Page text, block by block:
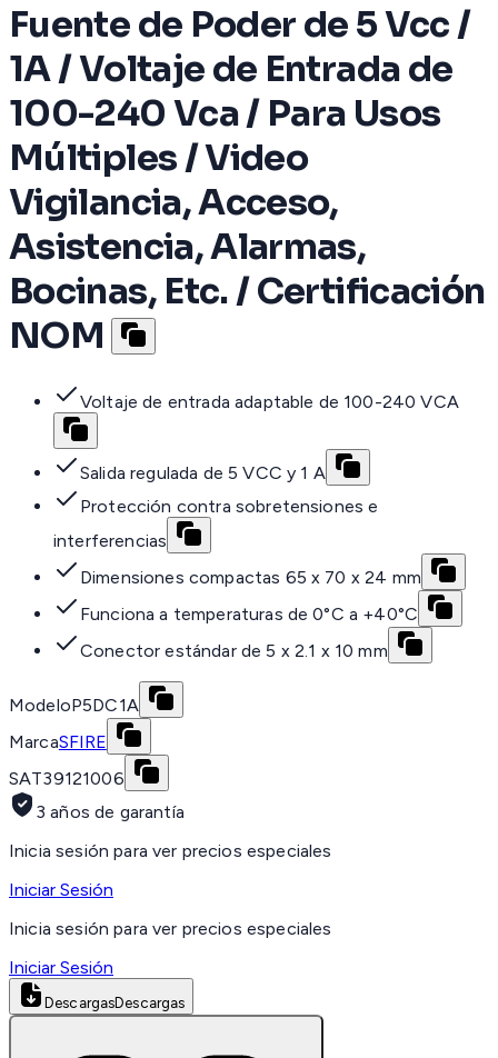
Fuente de Poder de 5 Vcc /
1A / Voltaje de Entrada de
100-240 Vca / Para Usos
Múltiples / Video
Vigilancia, Acceso,
Asistencia, Alarmas,
Bocinas, Etc. / Certificación
NOM
Voltaje de entrada adaptable de 100-240 VCA
Salida regulada de 5 VCC y 1 A
Protección contra sobretensiones e
interferencias
Dimensiones compactas 65 x 70 x 24 mm
Funciona a temperaturas de 0°C a +40°C
Conector estándar de 5 x 2.1 x 10 mm
ModeloP5DC1A
MarcaSFIRE
SAT39121006
3 años de garantía
Inicia sesión para ver precios especiales
Iniciar Sesión
Inicia sesión para ver precios especiales
Iniciar Sesión
DescargasDescargas